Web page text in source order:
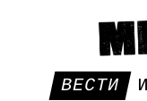
ВЕСТИ